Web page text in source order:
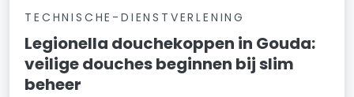
TECHNISCHE-DIENSTVERLENING
Legionella douchekoppen in Gouda:
veilige douches beginnen bij slim
beheer